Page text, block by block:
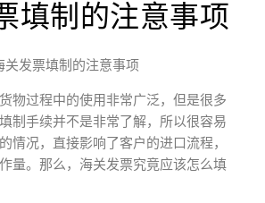
填制的注意事项
关发票填制的注意事项
物过程中的使用非常广泛，但是很多
制手续并不是非常了解，所以很容易
情况，直接影响了客户的进口流程，
量。那么，海关发票究竟应该怎么填